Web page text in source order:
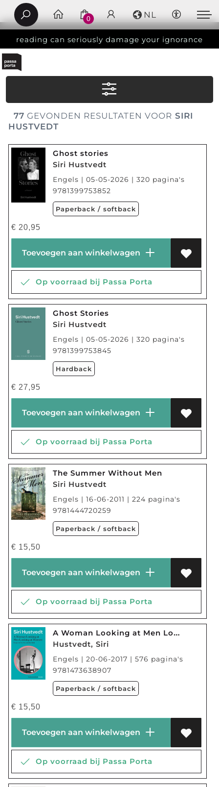
reading can seriously damage your ignorance
0 NL
77 GEVONDEN RESULTATEN VOOR SIRI
HUSTVEDT
Ghost stories
Siri Hustvedt
Engels | 05-05-2026 | 320 pagina's
9781399753852
Paperback / softback
€ 20,95
Toevoegen aan winkelwagen
Op voorraad bij Passa Porta
Ghost Stories
Siri Hustvedt
Engels | 05-05-2026 | 320 pagina's
9781399753845
Hardback
€ 27,95
Toevoegen aan winkelwagen
Op voorraad bij Passa Porta
The Summer Without Men
Siri Hustvedt
Engels | 16-06-2011 | 224 pagina's
9781444720259
Paperback / softback
€ 15,50
Toevoegen aan winkelwagen
Op voorraad bij Passa Porta
A Woman Looking at Men Looking at Women
Hustvedt, Siri
Engels | 20-06-2017 | 576 pagina's
9781473638907
Paperback / softback
€ 15,50
Toevoegen aan winkelwagen
Op voorraad bij Passa Porta